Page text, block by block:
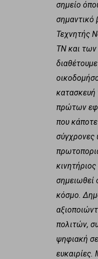
σημείο
σημαντικό
Τεχνητής
ΤΝ και
κατασκευή
πρώτων
που
σύγχρονες
σημειωθεί
κόσμο.
πολιτών,
ψηφιακή